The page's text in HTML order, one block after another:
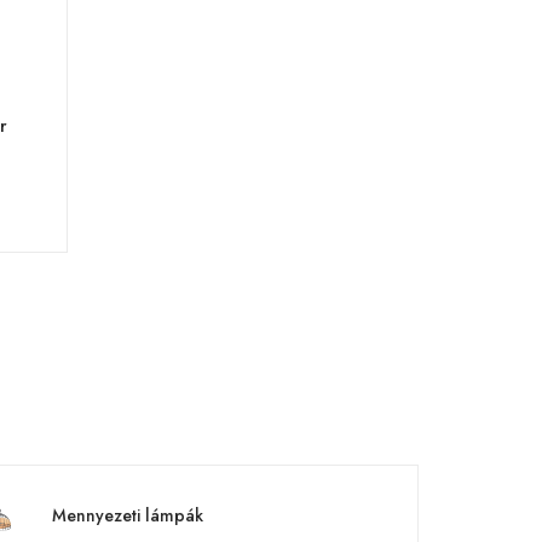
Mennyezeti lámpák